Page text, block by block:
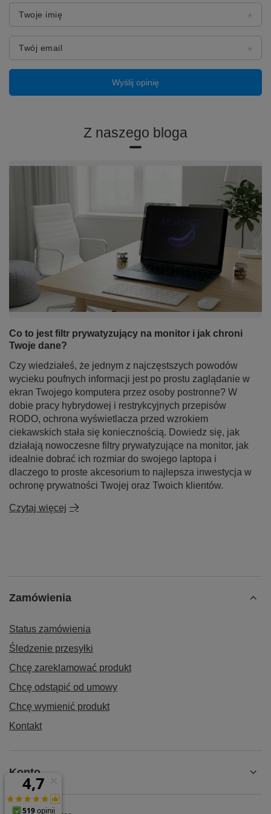
✅ Jak Działa Technologia
Prywatyzacji?
tkwi w zaawansowanej technologii mikrożaluzji(ang.
micro-louvers).
Działanie filtra można porównać do klasycznych żaluzji
okiennych zmniejszonych do skali mikroskopijnej:
Widok z przodu (Kąt 90°):
Kiedy siedzisz
bezpośrednio przed laptopem, światło bez
przeszkód przechodzi przez pionowe szczeliny
mikrożaluzji, dostarczając Ci idealnie ostry, jasny i
czytelny obraz.
Widok z boku (Kąt powyżej 60°):
Gdy ktoś
próbuje spojrzeć na Twój ekran z boku,
mikroskopijne lamelki umieszczone wewnątrz filtra
fizycznie blokują strumień światła. W efekcie
czarną matrycę.
Twoje imię
Twój email
Wyślij opinię
Z naszego bloga
Co to jest filtr prywatyzujący na monitor i jak chroni
Twoje dane?
Czy wiedziałeś, że jednym z najczęstszych powodów
wycieku poufnych informacji jest po prostu zaglądanie w
ekran Twojego komputera przez osoby postronne? W
dobie pracy hybrydowej i restrykcyjnych przepisów
RODO, ochrona wyświetlacza przed wzrokiem
ciekawskich stała się koniecznością. Dowiedz się, jak
działają nowoczesne filtry prywatyzujące na monitor, jak
idealnie dobrać ich rozmiar do swojego laptopa i
dlaczego to proste akcesorium to najlepsza inwestycja w
ochronę prywatności Twojej oraz Twoich klientów.
Czytaj więcej
Zamówienia
Status zamówienia
Śledzenie przesyłki
Chcę zareklamować produkt
Chcę odstąpić od umowy
Chcę wymienić produkt
Kontakt
Konto